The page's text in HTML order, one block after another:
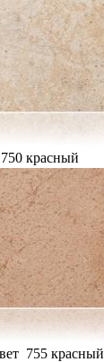
красный
755 красный